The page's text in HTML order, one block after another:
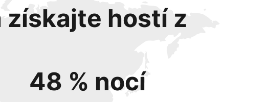
hostí z
48 % nocí